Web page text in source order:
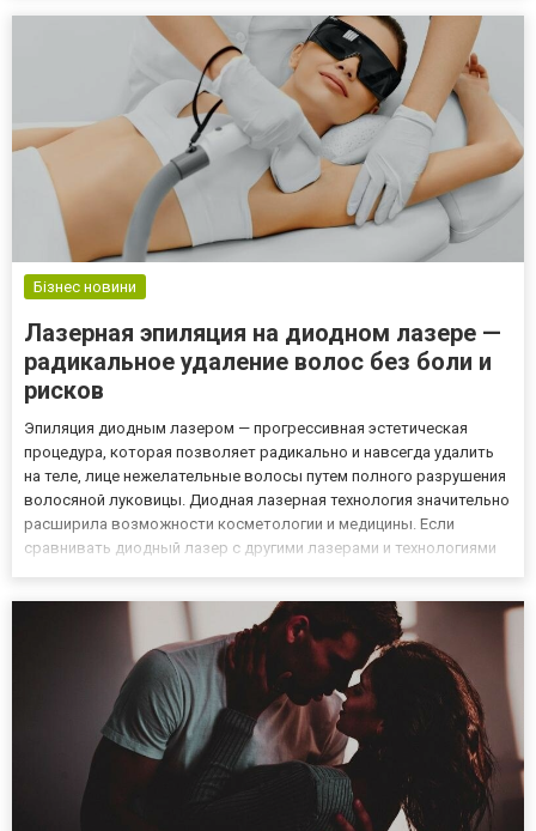
Бізнес новини
Лазерная эпиляция на диодном лазере —
радикальное удаление волос без боли и
рисков
Эпиляция диодным лазером — прогрессивная эстетическая
процедура, которая позволяет радикально и навсегда удалить
на теле, лице нежелательные волосы путем полного разрушения
волосяной луковицы. Диодная лазерная технология значительно
расширила возможности косметологии и медицины. Если
сравнивать диодный лазер с другими лазерами и технологиями